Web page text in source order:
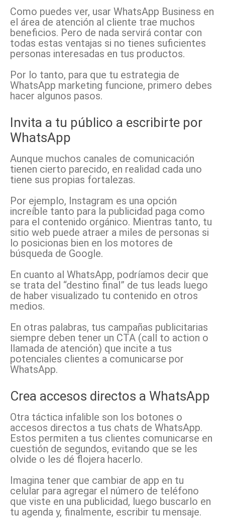
Como puedes ver, usar WhatsApp Business en
el área de atención al cliente trae muchos
beneficios. Pero de nada servirá contar con
todas estas ventajas si no tienes suficientes
personas interesadas en tus productos.
Por lo tanto, para que tu estrategia de
WhatsApp marketing funcione, primero debes
hacer algunos pasos.
Invita a tu público a escribirte por
WhatsApp
Aunque muchos canales de comunicación
tienen cierto parecido, en realidad cada uno
tiene sus propias fortalezas.
Por ejemplo, Instagram es una opción
increíble tanto para la publicidad paga como
para el contenido orgánico. Mientras tanto, tu
sitio web puede atraer a miles de personas si
lo posicionas bien en los motores de
búsqueda de Google.
En cuanto al WhatsApp, podríamos decir que
se trata del “destino final” de tus leads luego
de haber visualizado tu contenido en otros
medios.
En otras palabras, tus campañas publicitarias
siempre deben tener un CTA (call to action o
llamada de atención) que incite a tus
potenciales clientes a comunicarse por
WhatsApp.
Crea accesos directos a WhatsApp
Otra táctica infalible son los botones o
accesos directos a tus chats de WhatsApp.
Estos permiten a tus clientes comunicarse en
cuestión de segundos, evitando que se les
olvide o les dé flojera hacerlo.
Imagina tener que cambiar de app en tu
celular para agregar el número de teléfono
que viste en una publicidad, luego buscarlo en
tu agenda y, finalmente, escribir tu mensaje.